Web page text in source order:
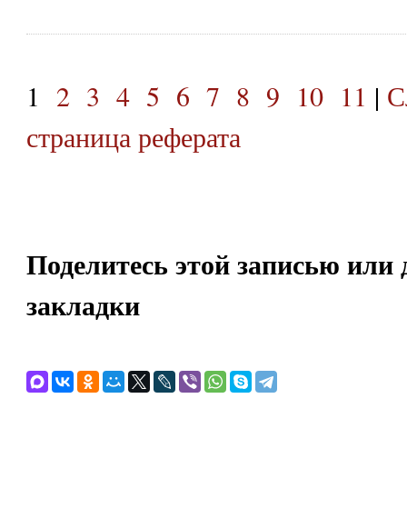
1 2 3 4 5 6 7 8 9 10 11 |
страница реферата
Поделитесь этой записью или
закладки